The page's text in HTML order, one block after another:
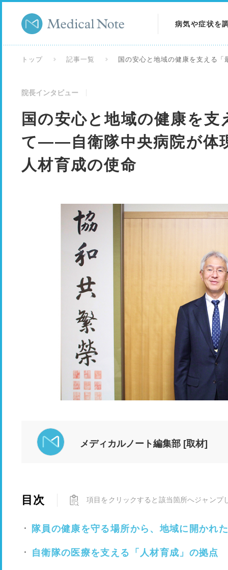
病気や症状を
トップ 記事一覧 国の安心と地域の健康を支える
院長インタビュー
国の安心と地域の健康を
て――自衛隊中央病院が体
人材育成の使命
メディカルノート編集部 [取材]
目次 項目をクリックすると該当箇所へジャンプ
隊員の健康を守る場所から、地域に開かれ
自衛隊の医療を支える「人材育成」の拠点